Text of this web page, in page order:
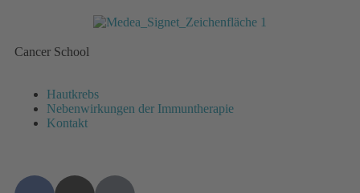
Cancer School
Hautkrebs
Nebenwirkungen der Immuntherapie
Kontakt